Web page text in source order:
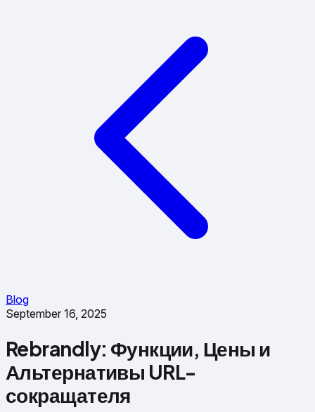
Blog
September 16, 2025
Rebrandly: Функции, Цены и
Альтернативы URL-
сокращателя